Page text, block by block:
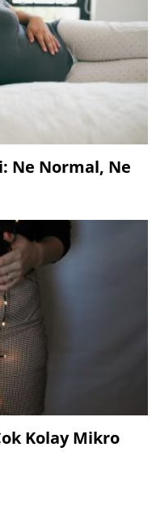
Ne Normal, Ne
Kolay Mikro